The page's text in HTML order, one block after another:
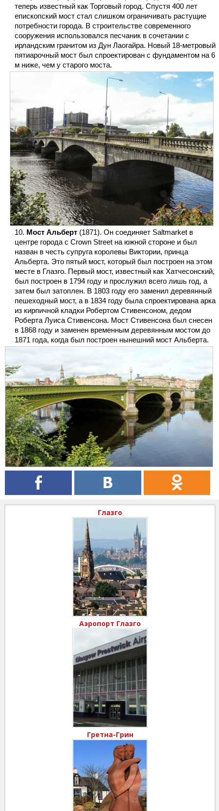
теперь известный как Торговый город. Спустя 400 лет
епископский мост стал слишком ограничивать растущие
потребности города. В строительстве современного
сооружения использовался песчаник в сочетании с
ирландским гранитом из Дун Лаогайра. Новый 18-метровый
пятиарочный мост был спроектирован с фундаментом на 6
м ниже, чем у старого моста.
Мост Альберт (1871). Он соединяет Saltmarket в
центре города с Crown Street на южной стороне и был
назван в честь супруга королевы Виктории, принца
Альберта. Это пятый мост, который был построен на этом
месте в Глазго. Первый мост, известный как Хатчесонский,
был построен в 1794 году и прослужил всего лишь год, а
затем был затоплен. В 1803 году его заменил деревянный
пешеходный мост, а в 1834 году была спроектирована арка
из кирпичной кладки Робертом Стивенсоном, дедом
Роберта Луиса Стивенсона. Мост Стивенсона был снесен
в 1868 году и заменен временным деревянным мостом до
1871 года, когда был построен нынешний мост Альберта.
Глазго
Аэропорт Глазго
Гретна-Грин